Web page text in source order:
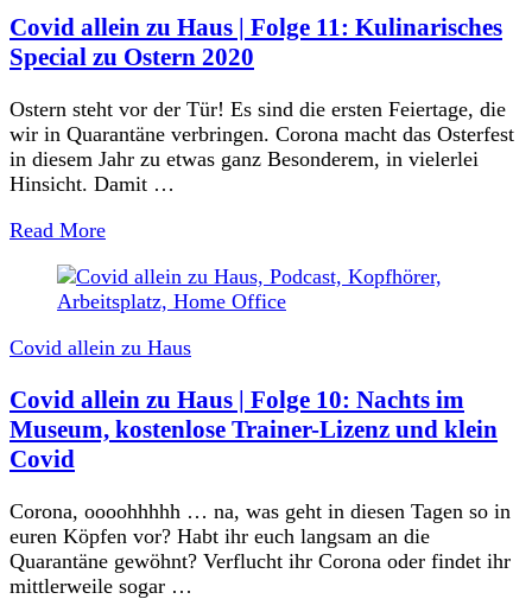
Covid allein zu Haus | Folge 11: Kulinarisches
Special zu Ostern 2020
Ostern steht vor der Tür! Es sind die ersten Feiertage, die
wir in Quarantäne verbringen. Corona macht das Osterfest
in diesem Jahr zu etwas ganz Besonderem, in vielerlei
Hinsicht. Damit …
Read More
Covid allein zu Haus
Covid allein zu Haus | Folge 10: Nachts im
Museum, kostenlose Trainer-Lizenz und klein
Covid
Corona, oooohhhhh … na, was geht in diesen Tagen so in
euren Köpfen vor? Habt ihr euch langsam an die
Quarantäne gewöhnt? Verflucht ihr Corona oder findet ihr
mittlerweile sogar …